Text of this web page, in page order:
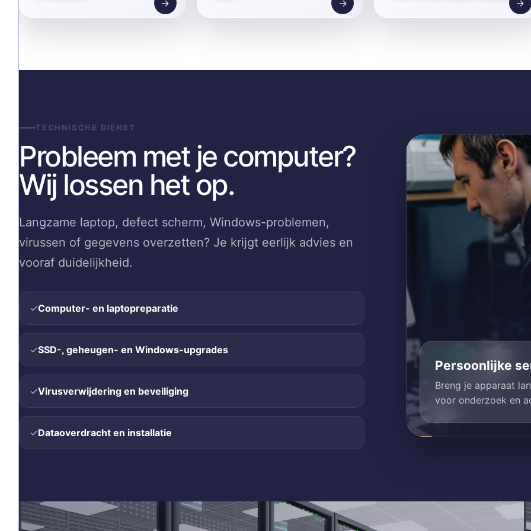
→ → →
TECHNISCHE DIENST
Probleem met je computer?
Wij lossen het op.
Langzame laptop, defect scherm, Windows-problemen,
virussen of gegevens overzetten? Je krijgt eerlijk advies en
vooraf duidelijkheid.
✓Computer- en laptopreparatie
✓SSD-, geheugen- en Windows-upgrades
✓Virusverwijdering en beveiliging
✓Dataoverdracht en installatie
Persoonlijke
Breng je apparaat
voor onderzoek en